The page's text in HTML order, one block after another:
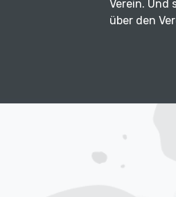
Verein. Und
über den